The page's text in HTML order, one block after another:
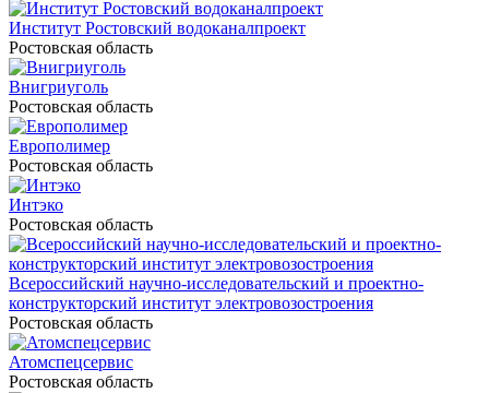
Институт Ростовский водоканалпроект
Ростовская область
Внигриуголь
Ростовская область
Европолимер
Ростовская область
Интэко
Ростовская область
Всероссийский научно-исследовательский и проектно-
конструкторский институт электровозостроения
Ростовская область
Атомспецсервис
Ростовская область